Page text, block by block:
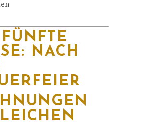
NACH